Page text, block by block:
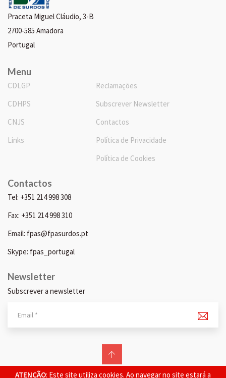
ATENÇÃO: Este site utiliza cookies. Ao navegar no site estará a
Praceta Miguel Cláudio, 3-B
2700-585 Amadora
Portugal
Menu
CDLGP
CDHPS
CNJS
Links
Reclamações
Subscrever Newsletter
Contactos
Política de Privacidade
Política de Cookies
Contactos
Tel: +351 214 998 308
Fax: +351 214 998 310
Email: fpas@fpasurdos.pt
Skype: fpas_portugal
Newsletter
Subscrever a newsletter
© 2026 FPAS. Todos os direitos reservados.